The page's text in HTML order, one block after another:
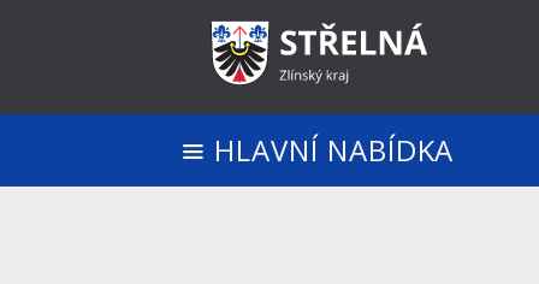
HLAVNÍ NABÍDKA